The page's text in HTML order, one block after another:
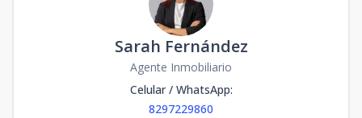
Sarah Fernández
Agente Inmobiliario
Celular / WhatsApp:
8297229860